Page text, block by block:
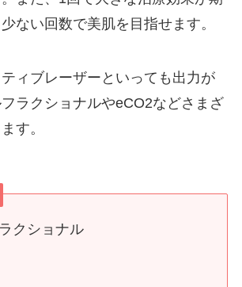
ない回数で美肌を目指せます。
ィブレーザーといっても出力が
ラクショナルやeCO2などさまざ
す。
クショナル